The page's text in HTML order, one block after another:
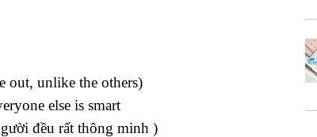
out, unlike the others)
else is smart
đều rất thông minh )